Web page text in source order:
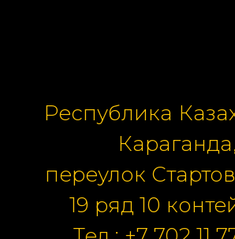
Республика
Караганда,
переулок
19 ряд 10